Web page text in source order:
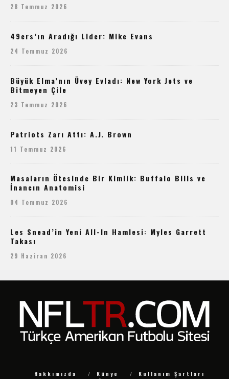
28 Temmuz 2026
49ers’ın Aradığı Lider: Mike Evans
24 Temmuz 2026
Büyük Elma’nın Üvey Evladı: New York Jets ve
Bitmeyen Çile
23 Temmuz 2026
Patriots Zarı Attı: A.J. Brown
11 Temmuz 2026
Masaların Ötesinde Bir Kimlik: Buffalo Bills ve
İnancın Anatomisi
04 Temmuz 2026
Les Snead’in Yeni All-In Hamlesi: Myles Garrett
Takası
29 Haziran 2026
Hakkımızda Künye
Kullanım Şartları